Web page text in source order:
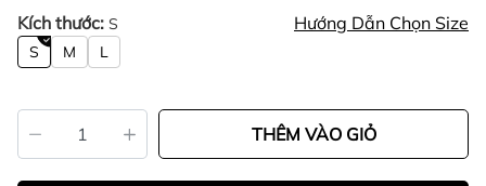
Kích thước: S Hướng Dẫn Chọn Size
S M L
THÊM VÀO GIỎ